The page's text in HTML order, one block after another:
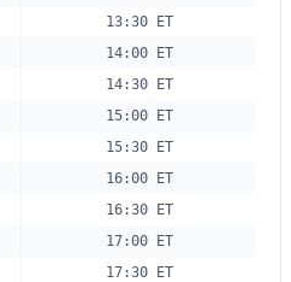
13:30 ET
14:00 ET
14:30 ET
15:00 ET
15:30 ET
16:00 ET
16:30 ET
17:00 ET
17:30 ET